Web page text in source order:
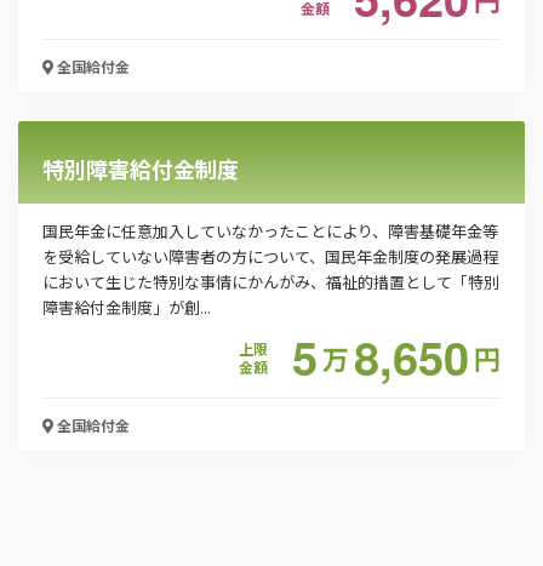
「PDF資料ダウンロード」ボタンを押下した時点
利用規約 に同意したものとみなさ
金額
全国給付金
特別障害給付金制度
国民年金に任意加入していなかったことにより、障害基礎年金等
を受給していない障害者の方について、国民年金制度の発展過程
において生じた特別な事情にかんがみ、福祉的措置として「特別
障害給付金制度」が創...
上限
金額
5万8,650円
全国給付金